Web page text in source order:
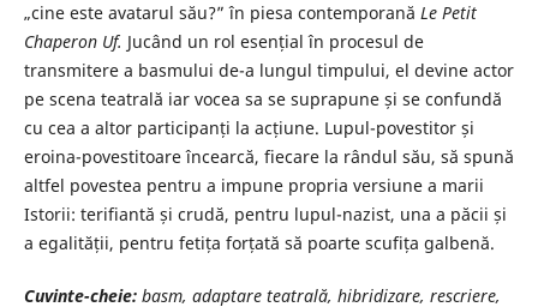
„cine este avatarul său?” în piesa contemporană Le Petit
Chaperon Uf. Jucând un rol esențial în procesul de
transmitere a basmului de-a lungul timpului, el devine actor
pe scena teatrală iar vocea sa se suprapune și se confundă
cu cea a altor participanți la acțiune. Lupul-povestitor și
eroina-povestitoare încearcă, fiecare la rândul său, să spună
altfel povestea pentru a impune propria versiune a marii
Istorii: terifiantă și crudă, pentru lupul-nazist, una a păcii și
a egalității, pentru fetița forțată să poarte scufița galbenă.
Cuvinte-cheie:basm, adaptare teatrală, hibridizare, rescriere,